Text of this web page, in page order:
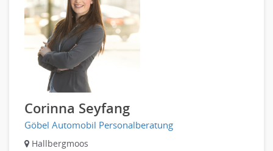
Veranstaltungstechnik
Verfahrenstechnik
Vertriebsingenieur
Wirtschaftsingenieur
Technisches Gebäudemanagement (TGM)
Anwendungsadministration
Consulting, Engineering
Data Warehouse, Business Intelligence
Datenbanken
Corinna Seyfang
Göbel Automobil Personalberatung
Hallbergmoos